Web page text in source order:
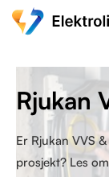
Er Rjukan VVS
prosjekt? Les
Rjukan